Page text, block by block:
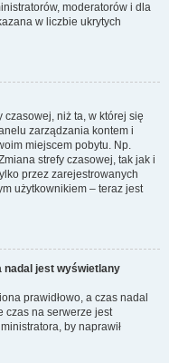
moderatorów i dla
w liczbie ukrytych
czasowej, niż ta, w której się
zarządzania kontem i
miejscem pobytu. Np.
strefy czasowej, tak jak i
przez zarejestrowanych
użytkownikiem – teraz jest
nadal jest wyświetlany
prawidłowo, a czas nadal
czas na serwerze jest
by naprawił